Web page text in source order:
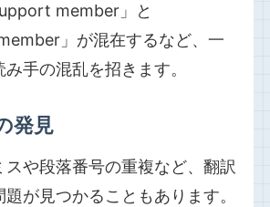
member」と
」が混在するなど、一
手の混乱を招きます。
発見
スや段落番号の重複など、翻訳
が見つかることもあります。